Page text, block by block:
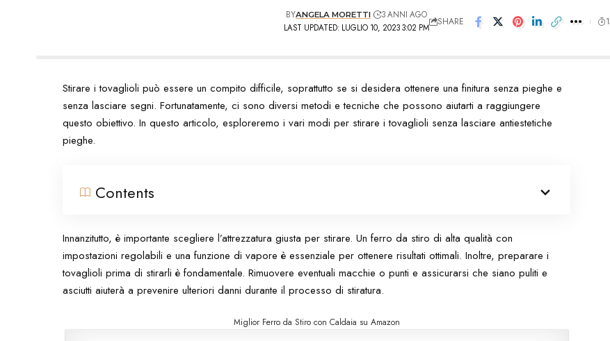
LAST UPDATED: LUGLIO 10, 2023 3:02 PM
BYANGELA MORETTI 3 ANNI AGO
SHARE
Stirare i tovaglioli può essere un compito difficile, soprattutto se si desidera ottenere una finitura senza pieghe e
senza lasciare segni. Fortunatamente, ci sono diversi metodi e tecniche che possono aiutarti a raggiungere
questo obiettivo. In questo articolo, esploreremo i vari modi per stirare i tovaglioli senza lasciare antiestetiche
pieghe.
Contents
Innanzitutto, è importante scegliere l’attrezzatura giusta per stirare. Un ferro da stiro di alta qualità con
impostazioni regolabili e una funzione di vapore è essenziale per ottenere risultati ottimali. Inoltre, preparare i
tovaglioli prima di stirarli è fondamentale. Rimuovere eventuali macchie o punti e assicurarsi che siano puliti e
asciutti aiuterà a prevenire ulteriori danni durante il processo di stiratura.
Miglior Ferro da Stiro con Caldaia su Amazon